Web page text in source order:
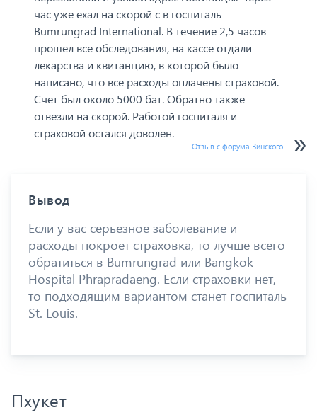
час уже ехал на скорой с в госпиталь
Bumrungrad International. В течение 2,5 часов
прошел все обследования, на кассе отдали
лекарства и квитанцию, в которой было
написано, что все расходы оплачены страховой.
Счет был около 5000 бат. Обратно также
отвезли на скорой. Работой госпиталя и
страховой остался доволен.
Отзыв с форума Винского
Вывод
Если у вас серьезное заболевание и
расходы покроет страховка, то лучше всего
обратиться в Bumrungrad или Bangkok
Hospital Phrapradaeng. Если страховки нет,
то подходящим вариантом станет госпиталь
St. Louis.
Пхукет